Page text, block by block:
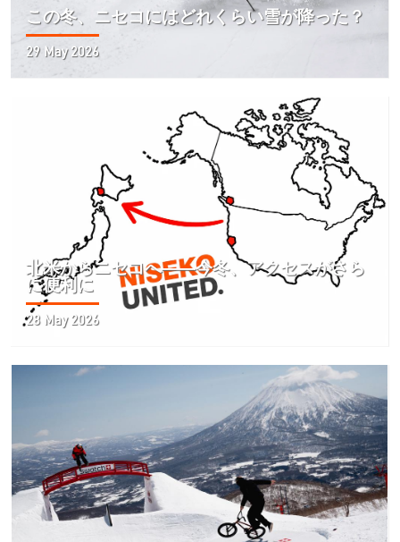
この冬、ニセコにはどれくらい雪が降った？
29 May 2026
北米からニセコへ――今冬、アクセスがさら
に便利に
28 May 2026